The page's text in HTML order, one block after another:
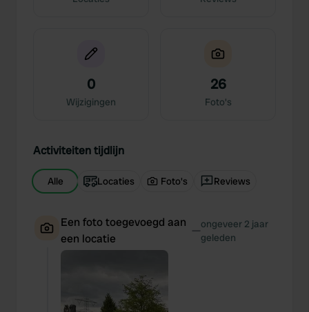
0
Wijzigingen
26
Foto's
Activiteiten tijdlijn
Alle Locaties Foto's Reviews
Een foto toegevoegd aan
een locatie
—ongeveer 2 jaar
geleden